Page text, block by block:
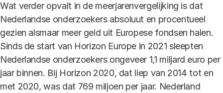
Wat verder opvalt in de meerjarenvergelijking is dat
Nederlandse onderzoekers absoluut en procentueel
gezien alsmaar meer geld uit Europese fondsen halen.
Sinds de start van Horizon Europe in 2021 sleepten
Nederlandse onderzoekers ongeveer 1,1 miljard euro per
jaar binnen. Bij Horizon 2020, dat liep van 2014 tot en
met 2020, was dat 769 miljoen per jaar. Nederland